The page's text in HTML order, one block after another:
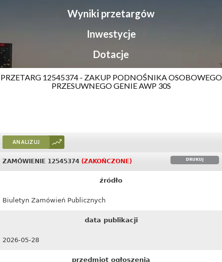
Wyniki przetargów
Inwestycje
Dotacje
PRZETARG 12545374 - ZAKUP PODNOŚNIKA OSOBOWEGO
PRZESUWNEGO GENIE AWP 30S
ANALIZUJ
DRUKUJ
ZAMÓWIENIE 12545374 (ZAKOŃCZONE)
źródło
Biuletyn Zamówień Publicznych
data publikacji
2026-05-28
przedmiot ogłoszenia